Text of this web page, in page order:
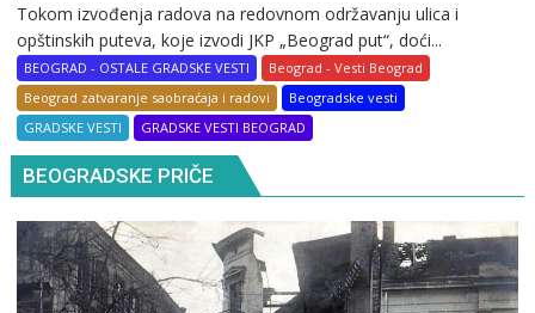
Tokom izvođenja radova na redovnom održavanju ulica i
opštinskih puteva, koje izvodi JKP „Beograd put“, doći...
BEOGRAD - OSTALE GRADSKE VESTI
Beograd - Vesti Beograd
Beograd zatvaranje saobraćaja i radovi
Beogradske vesti
GRADSKE VESTI
GRADSKE VESTI BEOGRAD
BEOGRADSKE PRIČE